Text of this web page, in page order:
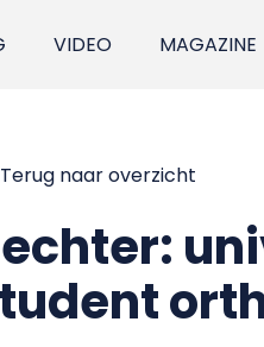
VIDEO MAGAZINE
Terug naar overzicht